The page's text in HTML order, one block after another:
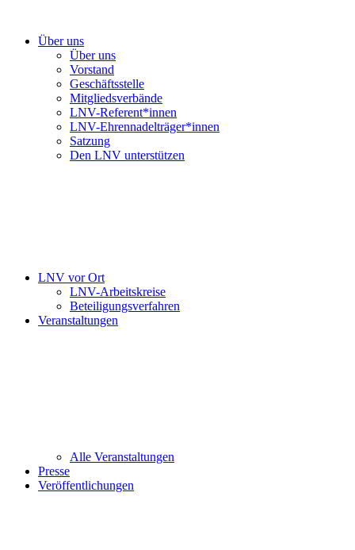
Über uns
Über uns
Vorstand
Geschäftsstelle
Mitgliedsverbände
LNV-Referent*innen
LNV-Ehrennadelträger*innen
Satzung
Den LNV unterstützen
LNV vor Ort
LNV-Arbeitskreise
Beteiligungsverfahren
Veranstaltungen
Alle Veranstaltungen
Presse
Veröffentlichungen